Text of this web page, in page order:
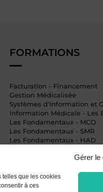
Gérer le
telles que les cookies
à ces
FORMATIONS
Facturation - Financement
Gestion Médicalisée
Systèmes d'Information et
Information Médicale - Les
Les Fondamentaux - MCO
Les Fondamentaux - SMR
Les Fondamentaux - HAD
Information Médicale - Les